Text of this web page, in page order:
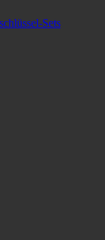
Sets